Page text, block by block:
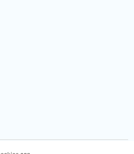
Политика конфиденциальности